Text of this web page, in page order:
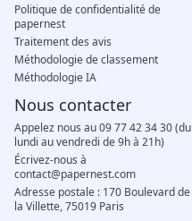
Politique de confidentialité de
papernest
Traitement des avis
Méthodologie de classement
Méthodologie IA
Nous contacter
Appelez nous au 09 77 42 34 30 (du
lundi au vendredi de 9h à 21h)
Écrivez-nous à
contact@papernest.com
Adresse postale : 170 Boulevard de
la Villette, 75019 Paris